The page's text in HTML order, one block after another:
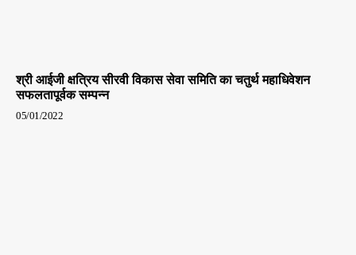
श्री आईजी क्षत्रिय सीरवी विकास सेवा समिति का चतुर्थ महाधिवेशन
सफलतापूर्वक सम्पन्न
05/01/2022